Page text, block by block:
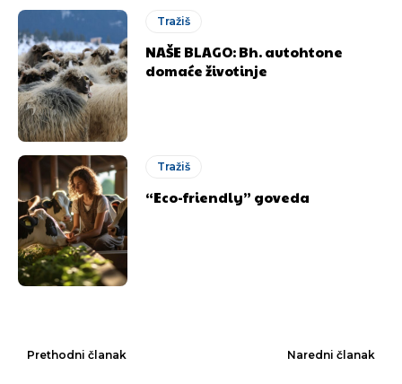
Tražiš
NAŠE BLAGO: Bh. autohtone
domaće životinje
Tražiš
“Eco-friendly” goveda
Prethodni članak Naredni članak